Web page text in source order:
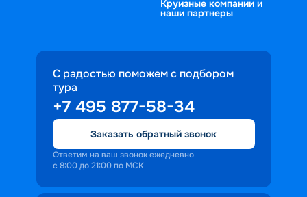
Круизные компании и
наши партнеры
С радостью поможем с подбором
тура
+7 495 877-58-34
Заказать обратный звонок
Ответим на ваш звонок ежедневно
с 8:00 до 21:00 по МСК